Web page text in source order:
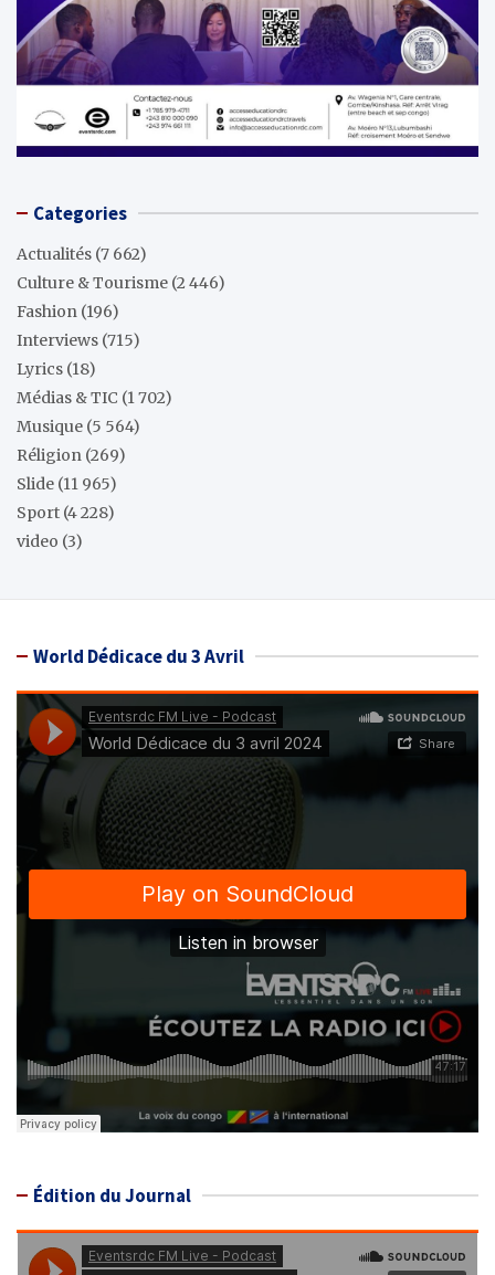
Categories
Actualités (7 662)
Culture & Tourisme (2 446)
Fashion (196)
Interviews (715)
Lyrics (18)
Médias & TIC (1 702)
Musique (5 564)
Réligion (269)
Slide (11 965)
Sport (4 228)
video (3)
World Dédicace du 3 Avril
Édition du Journal